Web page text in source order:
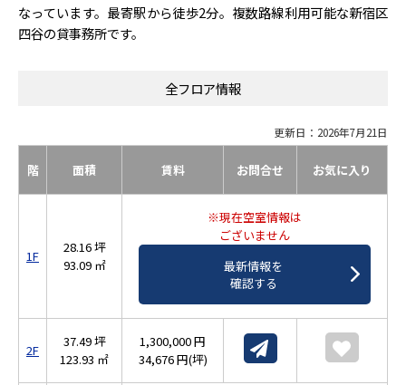
なっています。最寄駅から徒歩2分。複数路線利用可能な新宿区
四谷の貸事務所です。
全フロア情報
更新日：2026年7月21日
階 面積 賃料 お問合せ お気に入り
1F
28.16 坪
93.09 ㎡
※現在空室情報は
ございません
最新情報を
確認する
2F
37.49 坪
123.93 ㎡
1,300,000 円
34,676 円(坪)